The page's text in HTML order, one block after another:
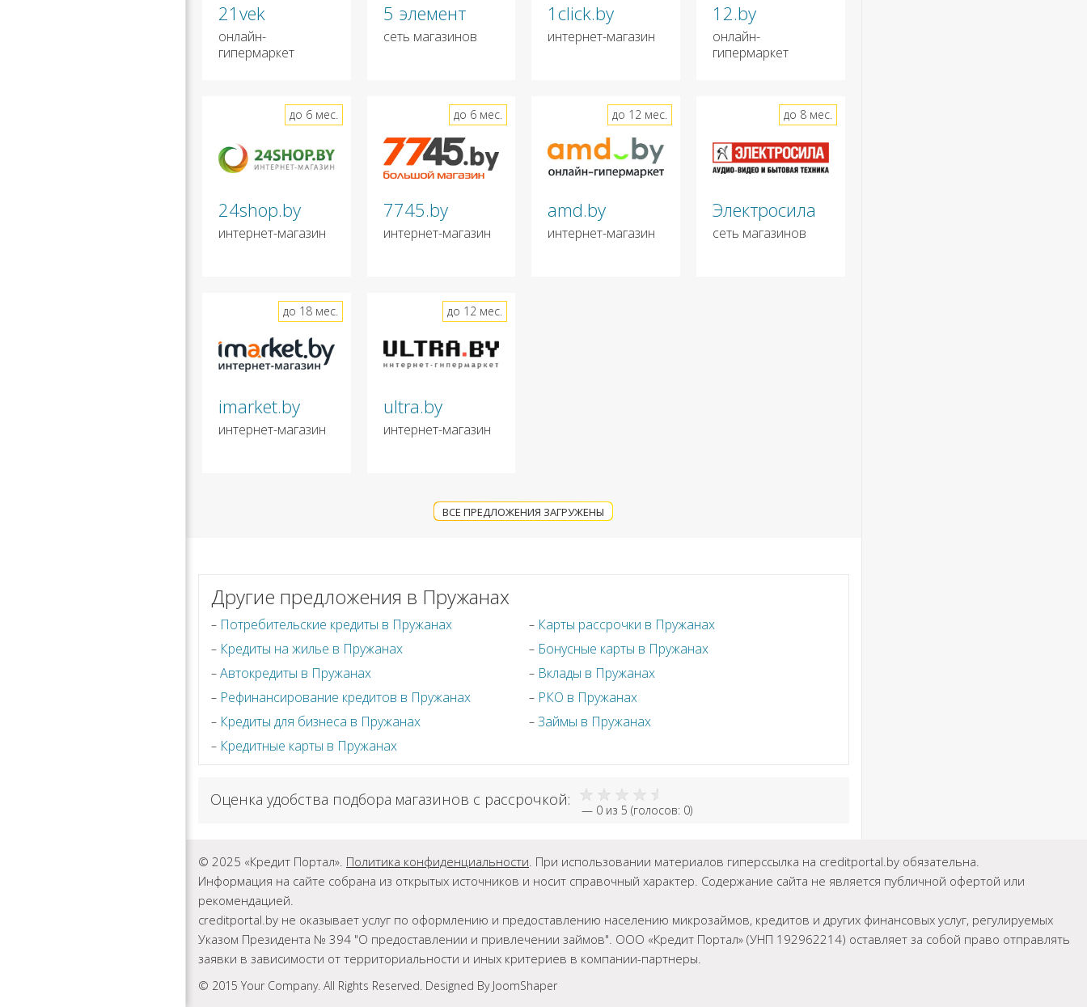
21vek
онлайн-
гипермаркет
5 элемент
сеть магазинов
1click.by
интернет-магазин
12.by
онлайн-
гипермаркет
24shop.by
интернет-магазин
до 6 мес.
7745.by
интернет-магазин
до 6 мес.
amd.by
интернет-магазин
до 12 мес.
Электросила
сеть магазинов
до 8 мес.
imarket.by
интернет-магазин
до 18 мес.
ultra.by
интернет-магазин
до 12 мес.
ВСЕ ПРЕДЛОЖЕНИЯ ЗАГРУЖЕНЫ
Другие предложения в Пружанах
Потребительские кредиты в Пружанах
Кредиты на жилье в Пружанах
Автокредиты в Пружанах
Рефинансирование кредитов в Пружанах
Кредиты для бизнеса в Пружанах
Кредитные карты в Пружанах
Карты рассрочки в Пружанах
Бонусные карты в Пружанах
Вклады в Пружанах
РКО в Пружанах
Займы в Пружанах
Оценка удобства подбора магазинов с рассрочкой:
— 0 из 5 (голосов: 0)
© 2025 «Кредит Портал». Политика конфиденциальности. При использовании материалов гиперссылка на creditportal.by обязательна.
Информация на сайте собрана из открытых источников и носит справочный характер. Содержание сайта не является публичной офертой или
рекомендацией.
creditportal.by не оказывает услуг по оформлению и предоставлению населению микрозаймов, кредитов и других финансовых услуг, регулируемых
Указом Президента № 394 "О предоставлении и привлечении займов". ООО «Кредит Портал» (УНП 192962214) оставляет за собой право отправлять
заявки в зависимости от территориальности и иных критериев в компании-партнеры.
© 2015 Your Company. All Rights Reserved. Designed By JoomShaper